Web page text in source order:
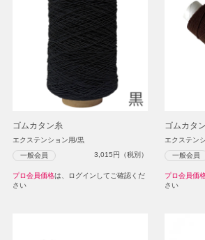
ゴムカタン糸
エクステンション用/黒
一般会員 3,015円（税別）
プロ会員価格は、ログインしてご確認くだ
さい
ゴムカタ
エクステン
一般会員
プロ会員価
さい